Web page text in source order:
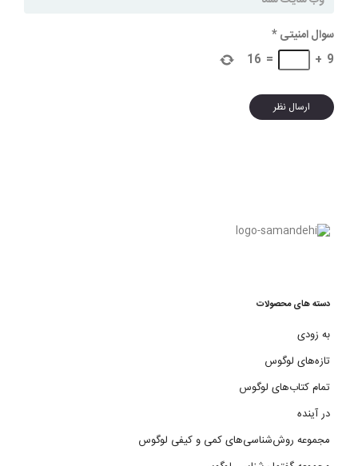
سوال امنیتی*
9
+
=
16
دسته های محصولات
به زودی
تازه‌های لوگوس
تمام کتاب‌های لوگوس
در آینده
مجموعه روش‌شناسی‌های کمی و کیفی لوگوس